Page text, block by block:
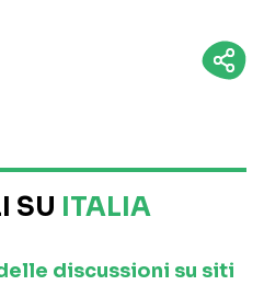
SU ITALIA
discussioni su siti